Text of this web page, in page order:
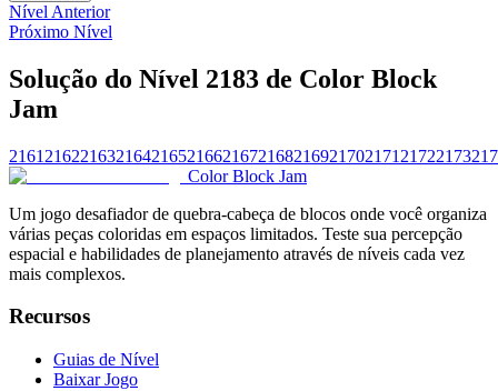
Nível Anterior
Próximo Nível
Solução do Nível 2183 de Color Block
Jam
2161 2162216321642165216621672168216921702171 21722173
Color Block Jam
Um jogo desafiador de quebra-cabeça de blocos onde você organiza
várias peças coloridas em espaços limitados. Teste sua percepção
espacial e habilidades de planejamento através de níveis cada vez
mais complexos.
Recursos
Guias de Nível
Baixar Jogo